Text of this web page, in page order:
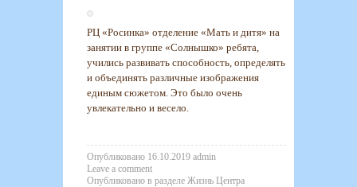
РЦ «Росинка» отделение «Мать и дитя» на
занятии в группе «Солнышко» ребята,
учились развивать способность, определять
и объединять различные изображения
единым сюжетом. Это было очень
увлекательно и весело.
Опубликовано 16.10.2019 admin
Leave a comment
Опубликовано в разделе Жизнь Центра